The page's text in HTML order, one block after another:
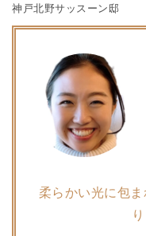
神戸北野サッスーン邸
柔らかい光に包